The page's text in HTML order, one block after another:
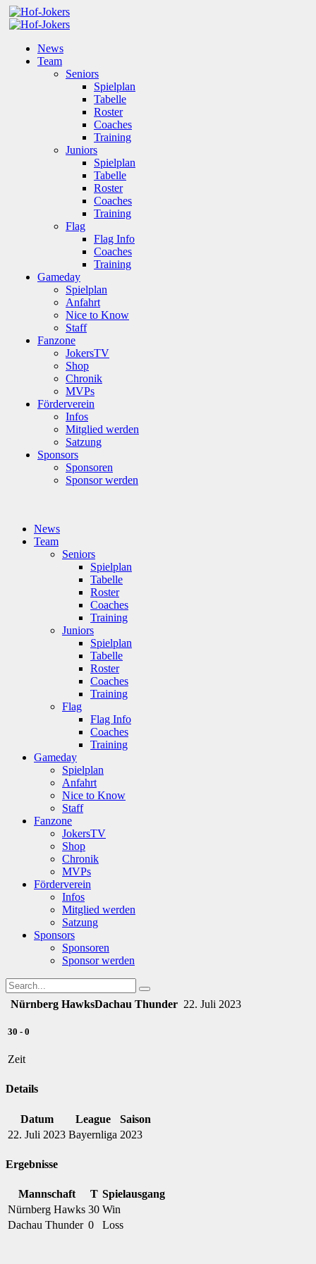
News
Team
Seniors
Spielplan
Tabelle
Roster
Coaches
Training
Juniors
Spielplan
Tabelle
Roster
Coaches
Training
Flag
Flag Info
Coaches
Training
Gameday
Spielplan
Anfahrt
Nice to Know
Staff
Fanzone
JokersTV
Shop
Chronik
MVPs
Förderverein
Infos
Mitglied werden
Satzung
Sponsors
Sponsoren
Sponsor werden
News
Team
Seniors
Spielplan
Tabelle
Roster
Coaches
Training
Juniors
Spielplan
Tabelle
Roster
Coaches
Training
Flag
Flag Info
Coaches
Training
Gameday
Spielplan
Anfahrt
Nice to Know
Staff
Fanzone
JokersTV
Shop
Chronik
MVPs
Förderverein
Infos
Mitglied werden
Satzung
Sponsors
Sponsoren
Sponsor werden
Nürnberg HawksDachau Thunder 22. Juli 2023
30 - 0
Zeit
Details
Datum League
Saison
22. Juli 2023 Bayernliga 2023
Ergebnisse
Mannschaft T Spielausgang
Nürnberg Hawks 30 Win
Dachau Thunder 0 Loss